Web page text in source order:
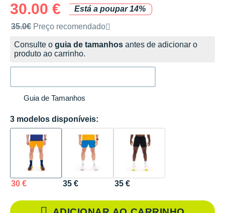
30.00 €
Está a poupar 14%
Preço de venda recomendado pela marca
35.0€ Preço recomendado
Consulte o guia de tamanhos antes de adicionar o
produto ao carrinho.
Guia de Tamanhos
3 modelos disponíveis:
30 € 35 € 35 €